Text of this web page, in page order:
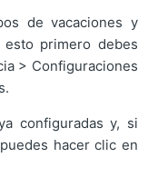
de vacaciones y
primero debes
> Configuraciones
.
configuradas y, si
hacer clic en